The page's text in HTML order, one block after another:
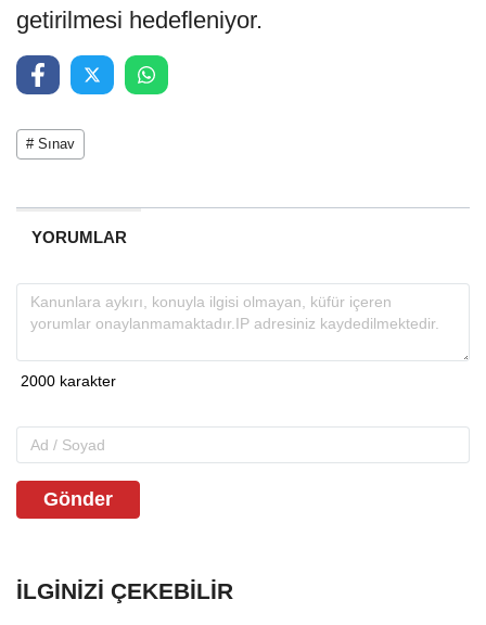
getirilmesi hedefleniyor.
# Sınav
YORUMLAR
Gönder
İLGINIZI ÇEKEBILIR